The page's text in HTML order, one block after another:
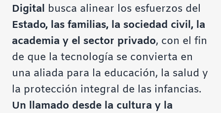
Digital busca alinear los esfuerzos del
Estado, las familias, la sociedad civil, la
academia y el sector privado, con el fin
de que la tecnología se convierta en
una aliada para la educación, la salud y
la protección integral de las infancias.
Un llamado desde la cultura y la